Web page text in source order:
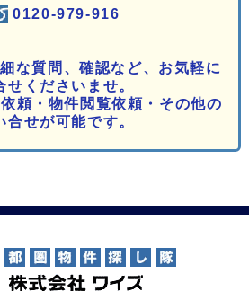
0120-979-916
な質問、確認など、お気軽に
せくださいませ。
頼・物件閲覧依頼・その他の
合せが可能です。